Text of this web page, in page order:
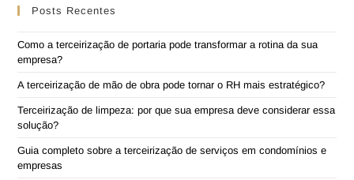
Posts Recentes
Como a terceirização de portaria pode transformar a rotina da sua
empresa?
A terceirização de mão de obra pode tornar o RH mais estratégico?
Terceirização de limpeza: por que sua empresa deve considerar essa
solução?
Guia completo sobre a terceirização de serviços em condomínios e
empresas